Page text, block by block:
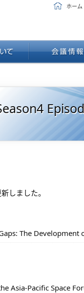
ホーム
しました。
The
Asia-Pacific Space